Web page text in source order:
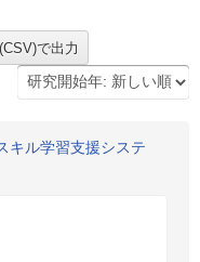
キル学習支援システ